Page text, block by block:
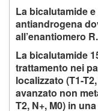
La bicalutamide
antiandrogena
all’enantiomero R.
La bicalutamide
trattamento nei
localizzato (T1-
avanzato non
T2, N+, M0) in